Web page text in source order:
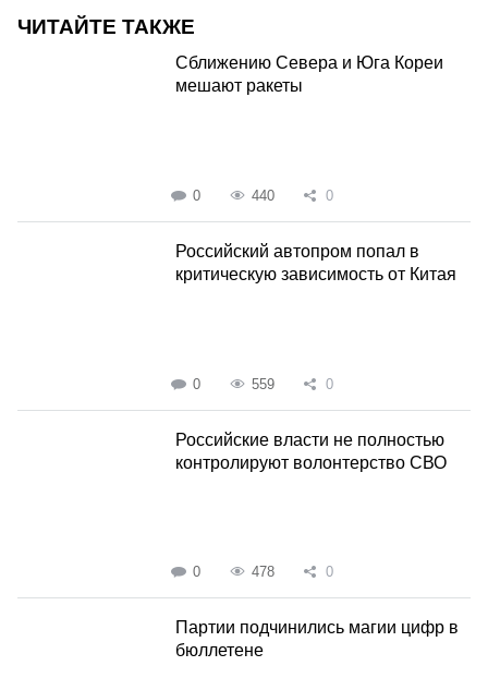
ЧИТАЙТЕ ТАКЖЕ
Сближению Севера и Юга Кореи
мешают ракеты
0 440 0
Российский автопром попал в
критическую зависимость от Китая
0 559 0
Российские власти не полностью
контролируют волонтерство СВО
0 478 0
Партии подчинились магии цифр в
бюллетене